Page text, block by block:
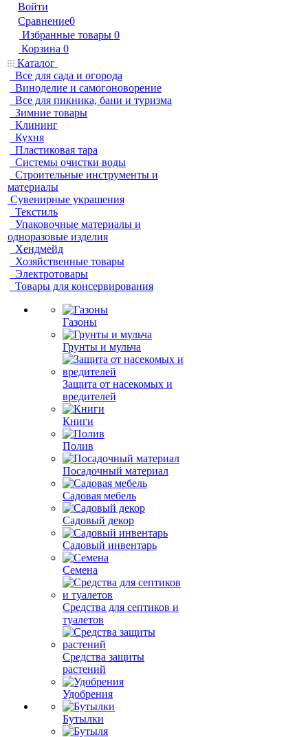
Войти
Сравнение0
Избранные товары 0
Корзина 0
Каталог
Все для сада и огорода
Виноделие и самогоноворение
Все для пикника, бани и туризма
Зимние товары
Клининг
Кухня
Пластиковая тара
Системы очистки воды
Строительные инструменты и
материалы
Сувенирные украшения
Текстиль
Упаковочные материалы и
одноразовые изделия
Хендмейд
Хозяйственные товары
Электротовары
Товары для консервирования
Газоны
Грунты и мульча
Защита от насекомых и
вредителей
Книги
Полив
Посадочный материал
Садовая мебель
Садовый декор
Садовый инвентарь
Семена
Средства для септиков и
туалетов
Средства защиты
растений
Удобрения
Бутылки